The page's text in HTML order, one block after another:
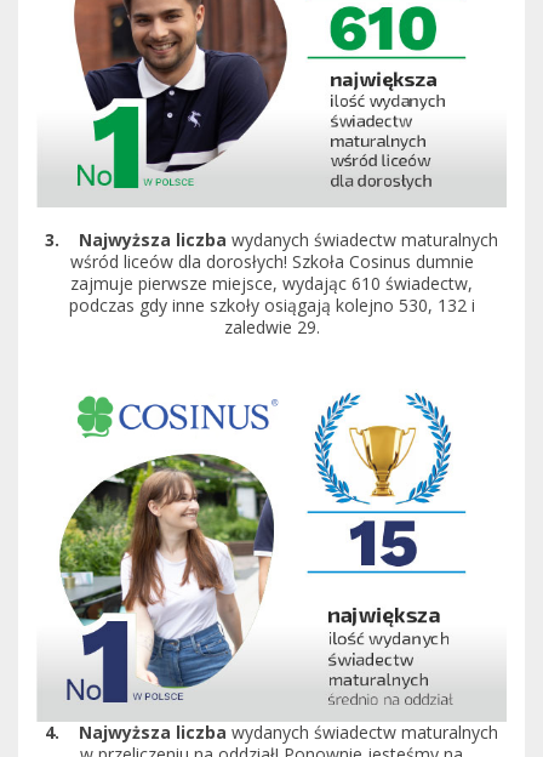
3. Najwyższa liczba wydanych świadectw maturalnych
wśród liceów dla dorosłych! Szkoła Cosinus dumnie
zajmuje pierwsze miejsce, wydając 610 świadectw,
podczas gdy inne szkoły osiągają kolejno 530, 132 i
zaledwie 29.
4. Najwyższa liczba wydanych świadectw maturalnych